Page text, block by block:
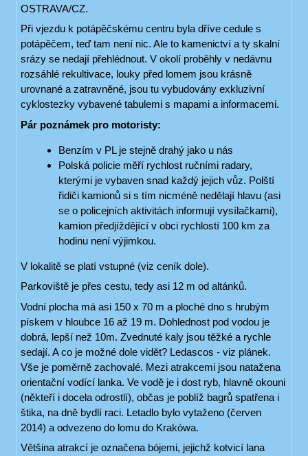
OSTRAVA/CZ.
Při vjezdu k potápěčskému centru byla dříve cedule s
potápěčem, teď tam není nic. Ale to kamenictví a ty skalní
srázy se nedají přehlédnout. V okolí proběhly v nedávnu
rozsáhlé rekultivace, louky před lomem jsou krásně
urovnané a zatravněné, jsou tu vybudovány exkluzivní
cyklostezky vybavené tabulemi s mapami a informacemi.
Pár poznámek pro motoristy:
Benzím v PL je stejně drahý jako u nás
Polská policie měří rychlost ručními radary,
kterými je vybaven snad každý jejich vůz. Polští
řidiči kamionů si s tím nicméně nedělají hlavu (asi
se o policejních aktivitách informují vysílačkami),
kamion předjíždějící v obci rychlostí 100 km za
hodinu není výjimkou.
V lokalitě se platí vstupné (viz ceník dole).
Parkoviště je přes cestu, tedy asi 12 m od altánků.
Vodní plocha má asi 150 x 70 m a ploché dno s hrubým
pískem v hloubce 16 až 19 m. Dohlednost pod vodou je
dobrá, lepší než 10m. Zvednuté kaly jsou těžké a rychle
sedají. A co je možné dole vidět? Ledascos - viz plánek.
Vše je poměrně zachovalé. Mezi atrakcemi jsou natažena
orientační vodící lanka. Ve vodě je i dost ryb, hlavně okouni
(někteří i docela odrostlí), občas je poblíž bagrů spatřena i
štika, na dně bydlí raci. Letadlo bylo vytaženo (červen
2014) a odvezeno do lomu do Krakówa.
Většina atrakcí je označena bójemi, jejichž kotvicí lana